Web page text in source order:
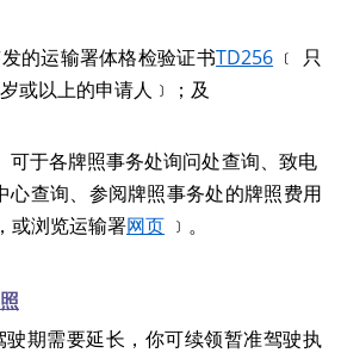
的运输署体格检验证书TD256 ﹝ 只
或以上的申请人﹞；及
可于各牌照事务处询问处查询、致电
心查询、参阅牌照事务处的牌照费用
或浏览运输署网页 ﹞。
驶期需要延长，你可续领暂准驾驶执